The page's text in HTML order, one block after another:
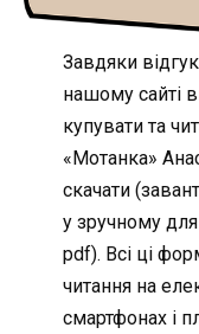
Завдяки
нашому сайті
купувати та
«Мотанка»
скачати
у зручному
pdf). Всі ці
читання на
смартфонах і